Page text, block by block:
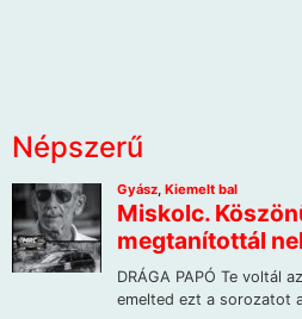
Népszerű